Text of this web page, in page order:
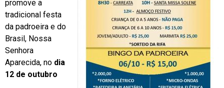
promove a
tradicional festa
da padroeira e do
Brasil, Nossa
Senhora
Aparecida, no dia
12 de outubro